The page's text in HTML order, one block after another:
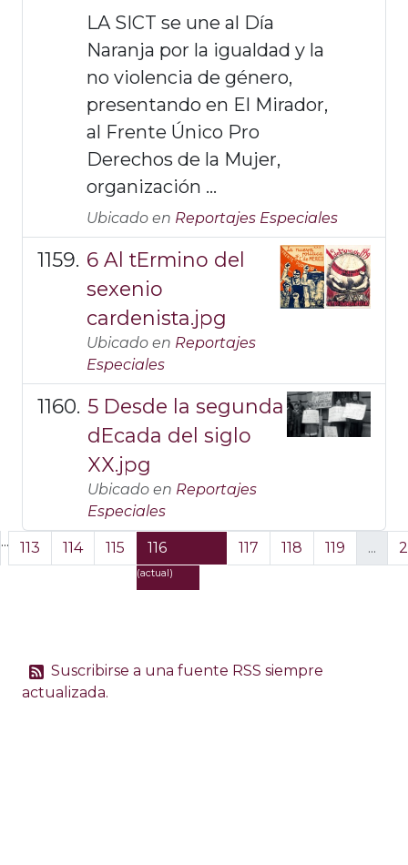
LA SICT se une al Día
Naranja por la igualdad y la
no violencia de género,
presentando en El Mirador,
al Frente Único Pro
Derechos de la Mujer,
organización ...
Ubicado en Reportajes Especiales
6 Al tErmino del
sexenio
cardenista.jpg
Ubicado en Reportajes
Especiales
5 Desde la segunda
dEcada del siglo
XX.jpg
Ubicado en Reportajes
Especiales
...
113 114 115 116
(actual)
117 118 119 ...
Suscribirse a una fuente RSS siempre
actualizada.